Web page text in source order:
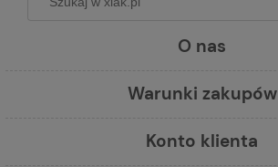
O nas
Warunki zakupów
Konto klienta